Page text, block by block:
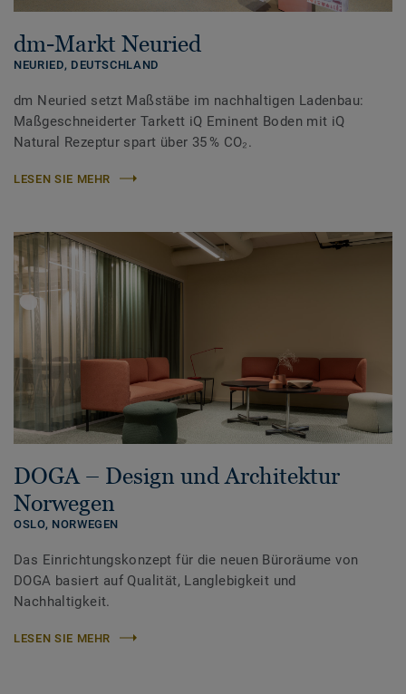
dm-Markt Neuried
NEURIED, DEUTSCHLAND
dm Neuried setzt Maßstäbe im nachhaltigen Ladenbau:
Maßgeschneiderter Tarkett iQ Eminent Boden mit iQ
Natural Rezeptur spart über 35 % CO₂.
LESEN SIE MEHR
DOGA – Design und Architektur
Norwegen
OSLO, NORWEGEN
Das Einrichtungskonzept für die neuen Büroräume von
DOGA basiert auf Qualität, Langlebigkeit und
Nachhaltigkeit.
LESEN SIE MEHR